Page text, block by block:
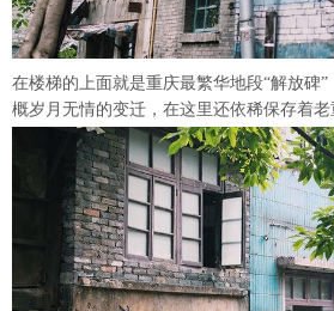
在楼梯的上面就是重庆最繁华地段“解放碑
概岁月无情的变迁，在这里还依稀保存着老